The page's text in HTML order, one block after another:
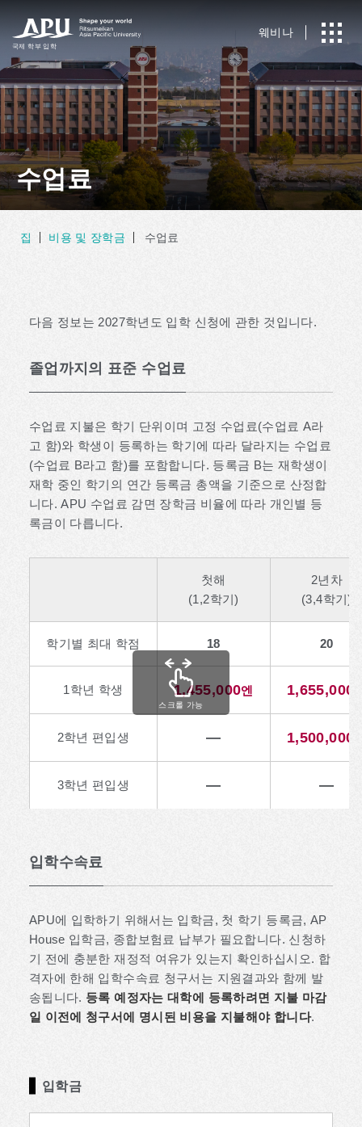
국제 ​ ​학부 입학
웨비나
수업료
집 비용 및 장학금 수업료
다음 정보는 2027학년도 입학 신청에 관한 것입니다.
졸업까지의 표준 수업료
수업료 지불은 학기 단위이며 고정 수업료(수업료 A라
고 함)와 학생이 등록하는 학기에 따라 달라지는 수업료
(수업료 B라고 함)를 포함합니다. 등록금 B는 재학생이
재학 중인 학기의 연간 등록금 총액을 기준으로 산정합
니다. APU 수업료 감면 장학금 비율에 따라 개인별 등
록금이 다릅니다.
첫해
(1,2학기)
2년차
(3,4학기)
학기별 최대 학점 18 20
1학년 학생 1,455,000엔 1,655,000
2학년 편입생 — 1,500,000
3학년 편입생 — —
스크롤 가능
입학수속료
APU에 입학하기 위해서는 입학금, 첫 학기 등록금, AP
House 입학금, 종합보험료 납부가 필요합니다. 신청하
기 전에 충분한 재정적 여유가 있는지 확인하십시오. 합
격자에 한해 입학수속료 청구서는 지원결과와 함께 발
송됩니다. 등록 예정자는 대학에 등록하려면 지불 마감
일 이전에 청구서에 명시된 비용을 지불해야 합니다.
입학금